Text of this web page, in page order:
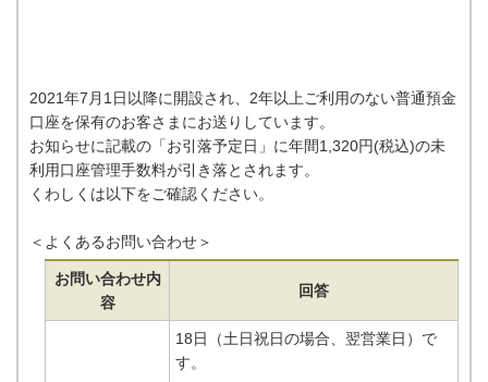
2021年7月1日以降に開設され、2年以上ご利用のない普通預金
口座を保有のお客さまにお送りしています。
お知らせに記載の「お引落予定日」に年間1,320円(税込)の未
利用口座管理手数料が引き落とされます。
くわしくは以下をご確認ください。
＜よくあるお問い合わせ＞
お問い合わせ内
容
回答
18日（土日祝日の場合、翌営業日）で
す。